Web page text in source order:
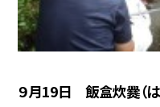
９月19日 飯盒炊爨（は